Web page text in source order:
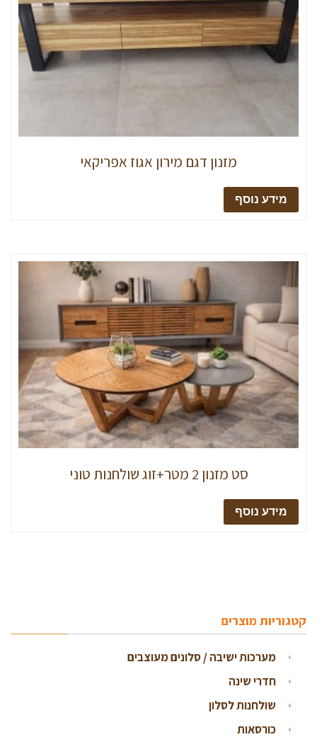
מזנון דגם מירון אגוז אפריקאי
מידע נוסף
סט מזנון 2 מטר+זוג שולחנות טוני
מידע נוסף
קטגוריות מוצרים
מערכות ישיבה / סלונים מעוצבים
חדרי שינה
שולחנות לסלון
כורסאות